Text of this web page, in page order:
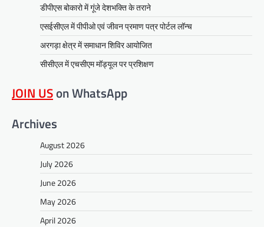
डीपीएस बोकारो में गूंजे देशभक्ति के तराने
एसईसीएल में पीपीओ एवं जीवन प्रमाण पत्र पोर्टल लॉन्च
अरगड़ा क्षेत्र में समाधान शिविर आयोजित
सीसीएल में एचसीएम मॉड्यूल पर प्रशिक्षण
JOIN USon WhatsApp
Archives
August 2026
July 2026
June 2026
May 2026
April 2026